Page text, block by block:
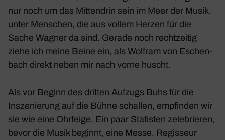
nur noch um das Mitten­drin sein im Meer der Musik,
unter Menschen, die aus vollem Herzen für die
Sache Wagner da sind. Gerade noch recht­zeitig
ziehe ich meine Beine ein, als Wolfram von Eschen­
bach direkt neben mir nach vorne huscht.
Als vor Beginn des dritten Aufzugs Buhs für die
Insze­nie­rung auf die Bühne schallen, empfinden wir
sie wie eine Ohrfeige. Ein paar Statisten zele­brieren,
bevor die Musik beginnt, eine Messe. Regis­seur